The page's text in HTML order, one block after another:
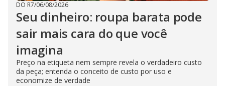
DO R7/06/08/2026
Seu dinheiro: roupa barata pode
sair mais cara do que você
imagina
Preço na etiqueta nem sempre revela o verdadeiro custo
da peça; entenda o conceito de custo por uso e
economize de verdade